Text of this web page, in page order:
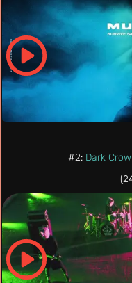
#2: Dark Crow